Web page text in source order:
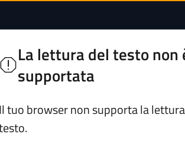
per
Servizi Vivere Rogno
La lettura del testo non
supportata
Il tuo browser non supporta la